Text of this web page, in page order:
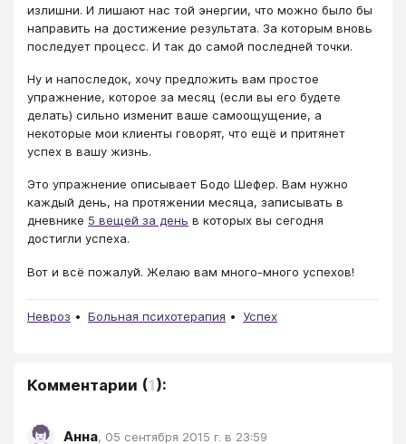
излишни. И лишают нас той энергии, что можно было бы
направить на достижение результата. За которым вновь
последует процесс. И так до самой последней точки.
Ну и напоследок, хочу предложить вам простое
упражнение, которое за месяц (если вы его будете
делать) сильно изменит ваше самоощущение, а
некоторые мои клиенты говорят, что ещё и притянет
успех в вашу жизнь.
Это упражнение описывает Бодо Шефер. Вам нужно
каждый день, на протяжении месяца, записывать в
дневнике 5 вещей за день ​ в которых вы сегодня
достигли успеха.
Вот и всё пожалуй. Желаю вам много-много успехов!
Невроз Больная психотерапия Успех
Комментарии (1):
Анна, 05 сентября 2015 г. в 23:59